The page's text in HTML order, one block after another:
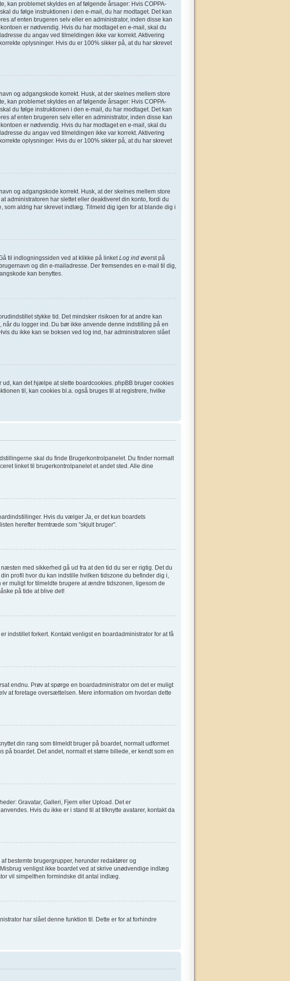
kan problemet skyldes en af følgende årsager: Hvis COPPA-
du følge instruktionen i den e-mail, du har modtaget. Det kan
af enten brugeren selv eller en administrator, inden disse kan
er nødvendig. Hvis du har modtaget en e-mail, skal du
du angav ved tilmeldingen ikke var korrekt. Aktivering
oplysninger. Hvis du er 100% sikker på, at du har skrevet
og adgangskode korrekt. Husk, at der skelnes mellem store
kan problemet skyldes en af følgende årsager: Hvis COPPA-
du følge instruktionen i den e-mail, du har modtaget. Det kan
af enten brugeren selv eller en administrator, inden disse kan
er nødvendig. Hvis du har modtaget en e-mail, skal du
du angav ved tilmeldingen ikke var korrekt. Aktivering
oplysninger. Hvis du er 100% sikker på, at du har skrevet
og adgangskode korrekt. Husk, at der skelnes mellem store
administratoren har slettet eller deaktiveret din konto, fordi du
aldrig har skrevet indlæg. Tilmeld dig igen for at blande dig i
til indlogningssiden ved at klikke på linket Log ind øverst på
og din e-mailadresse. Der fremsendes en e-mail til dig,
kan benyttes.
stykke tid. Det mindsker risikoen for at andre kan
, når du logger ind. Du bør ikke anvende denne indstilling på en
du ikke kan se boksen ved log ind, har administratoren slået
kan det hjælpe at slette boardcookies. phpBB bruger cookies
til, kan cookies bl.a. også bruges til at registrere, hvilke
skal du finde Brugerkontrolpanelet. Du finder normalt
linket til brugerkontrolpanelet et andet sted. Alle dine
Hvis du vælger Ja , er det kun boardets
herefter fremtræde som "skjult bruger".
med sikkerhed gå ud fra at den tid du ser er rigtig. Det du
profil hvor du kan indstille hvilken tidszone du befinder dig i,
muligt for tilmeldte brugere at ændre tidszonen, ligesom de
på tide at blive det!
indstillet forkert. Kontakt venligst en boardadministrator for at få
endnu. Prøv at spørge en boardadministrator om det er muligt
at foretage oversættelsen. Mere information om hvordan dette
din rang som tilmeldt bruger på boardet, normalt udformet
boardet. Det andet, normalt et større billede, er kendt som en
Gravatar, Galleri, Fjern eller Upload. Det er
Hvis du ikke er i stand til at tilknytte avatarer, kontakt da
bestemte brugergrupper, herunder redaktører og
venligst ikke boardet ved at skrive unødvendige indlæg
vil simpelthen formindske dit antal indlæg.
har slået denne funktion til. Dette er for at forhindre